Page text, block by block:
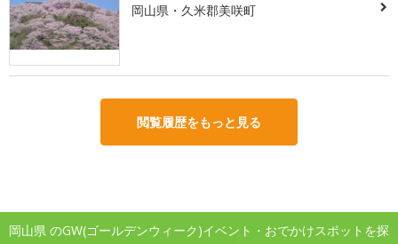
岡山県・久米郡美咲町
閲覧履歴をもっと見る
岡山県 のGW(ゴールデンウィーク)イベント・おでかけスポットを探